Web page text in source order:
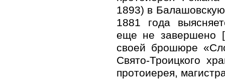
1893) в
1881 года
еще не завершено
своей брошюре
Свято-Троицкого
протоиерея,